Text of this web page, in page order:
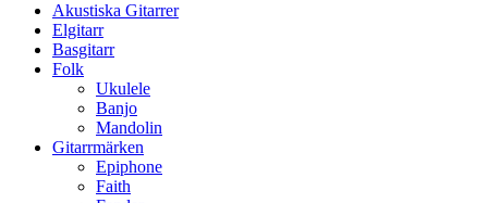
Akustiska Gitarrer
Elgitarr
Basgitarr
Folk
Ukulele
Banjo
Mandolin
Gitarrmärken
Epiphone
Faith